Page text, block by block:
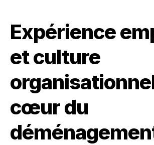
Expérience
et culture
cœur du